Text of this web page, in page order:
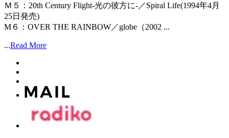
Ｍ５：20th Century Flight-光の彼方に-／Spiral Life(1994年4月
25日発売)
M６：OVER THE RAINBOW／globe（2002 ...
...Read More